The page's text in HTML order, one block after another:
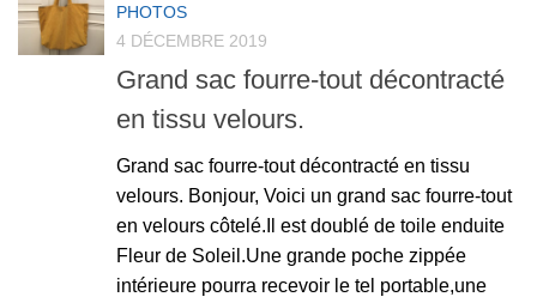
PHOTOS
4 DÉCEMBRE 2019
Grand sac fourre-tout décontracté
en tissu velours.
Grand sac fourre-tout décontracté en tissu
velours. Bonjour, Voici un grand sac fourre-tout
en velours côtelé.Il est doublé de toile enduite
Fleur de Soleil.Une grande poche zippée
intérieure pourra recevoir le tel portable,une